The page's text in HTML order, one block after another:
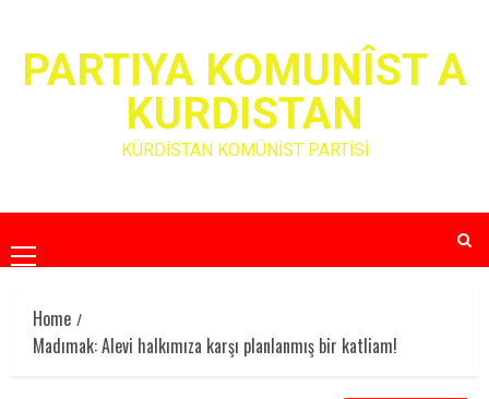
contentPARTIYA KOMUNÎST A
KURDISTAN
KÜRDİSTAN KOMÜNİST PARTİSİ
Primary
Menu
Home
Madımak: Alevi halkımıza karşı planlanmış bir katliam!